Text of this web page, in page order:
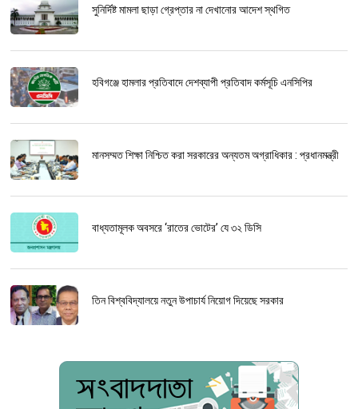
সুনির্দিষ্ট মামলা ছাড়া গ্রেপ্তার না দেখানোর আদেশ স্থগিত
হবিগঞ্জে হামলার প্রতিবাদে দেশব্যাপী প্রতিবাদ কর্মসূচি এনসিপির
মানসম্মত শিক্ষা নিশ্চিত করা সরকারের অন্যতম অগ্রাধিকার : প্রধানমন্ত্রী
বাধ্যতামূলক অবসরে ‘রাতের ভোটের’ যে ৩২ ডিসি
তিন বিশ্ববিদ্যালয়ে নতুন উপাচার্য নিয়োগ দিয়েছে সরকার